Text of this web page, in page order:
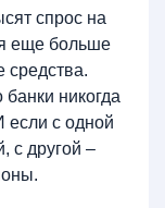
спрос на
еще больше
средства.
никогда
если с одной
с другой –